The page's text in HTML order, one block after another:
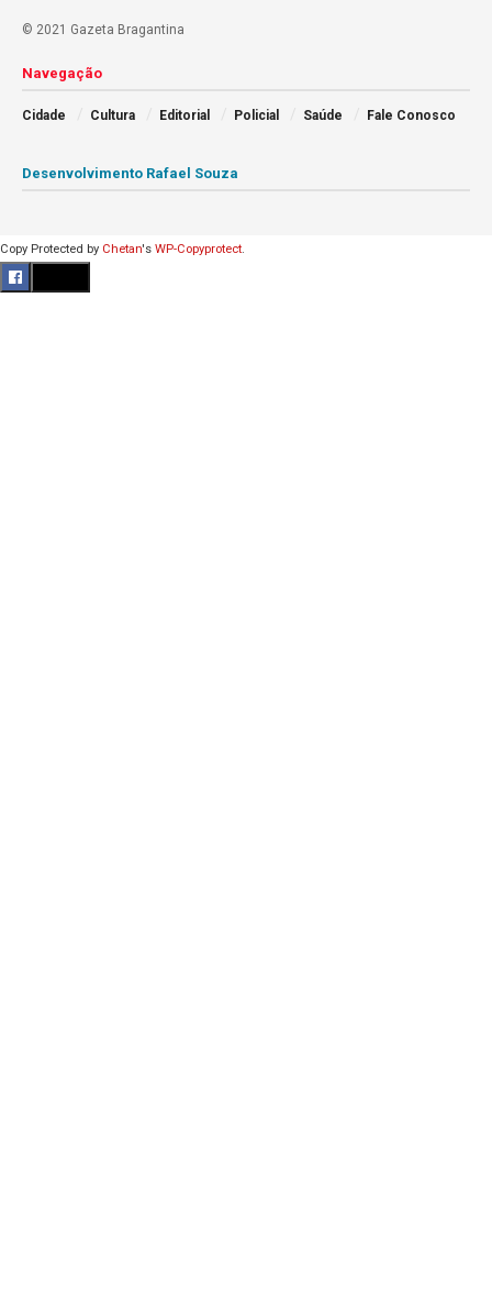
© 2021 Gazeta Bragantina
Navegação
Cidade Cultura Editorial Policial Saúde Fale Conosco
Desenvolvimento Rafael Souza
Copy Protected by Chetan's WP-Copyprotect.